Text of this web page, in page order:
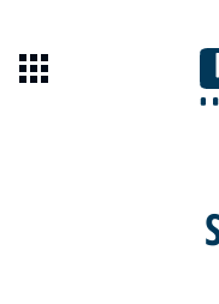
Über unsere Projekte